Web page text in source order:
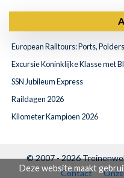
Deze website maakt
European Railtours: Ports,
Excursie Koninklijke Klasse met
SSN Jubileum Express
Raildagen 2026
Kilometer Kampioen 2026
© 2007 - 2026
Contact